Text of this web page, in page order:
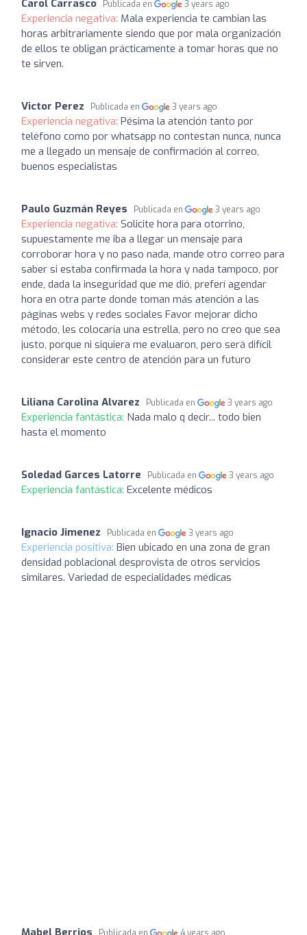
Carol Carrasco Publicada en 3 years ago
Experiencia negativa: Mala experiencia te cambian las
horas arbitrariamente siendo que por mala organización
de ellos te obligan prácticamente a tomar horas que no
te sirven.
Victor Perez Publicada en 3 years ago
Experiencia negativa: Pésima la atención tanto por
teléfono como por whatsapp no contestan nunca, nunca
me a llegado un mensaje de confirmación al correo,
buenos especialistas
Paulo Guzmán Reyes Publicada en 3 years ago
Experiencia negativa: Solicite hora para otorrino,
supuestamente me iba a llegar un mensaje para
corroborar hora y no paso nada, mande otro correo para
saber si estaba confirmada la hora y nada tampoco, por
ende, dada la inseguridad que me dió, preferí agendar
hora en otra parte donde toman más atención a las
páginas webs y redes sociales Favor mejorar dicho
método, les colocaría una estrella, pero no creo que sea
justo, porque ni siquiera me evaluaron, pero será difícil
considerar este centro de atención para un futuro
Liliana Carolina Alvarez Publicada en 3 years ago
Experiencia fantástica: Nada malo q decir... todo bien
hasta el momento
Soledad Garces Latorre Publicada en 3 years ago
Experiencia fantástica: Excelente médicos
Ignacio Jimenez Publicada en 3 years ago
Experiencia positiva: Bien ubicado en una zona de gran
densidad poblacional desprovista de otros servicios
similares. Variedad de especialidades médicas
Mabel Berrios Publicada en 4 years ago